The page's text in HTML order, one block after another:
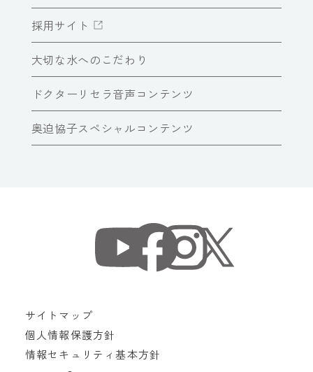
採用サイト
大切な水へのこだわり
ドクターリセラ音声コンテンツ
奥迫協子スペシャルコンテンツ
サイトマップ
個人情報保護方針
情報セキュリティ基本方針